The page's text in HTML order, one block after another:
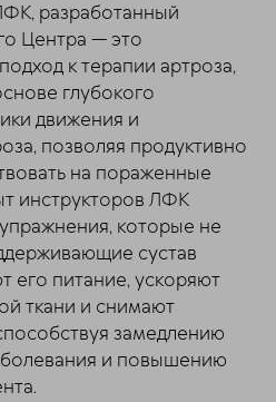
разработанный
Центра — это
к терапии артроза,
глубокого
движения и
позволяя продуктивно
на пораженные
инструкторов ЛФК
которые не
сустав
питание, ускоряют
ткани и снимают
замедлению
и повышению